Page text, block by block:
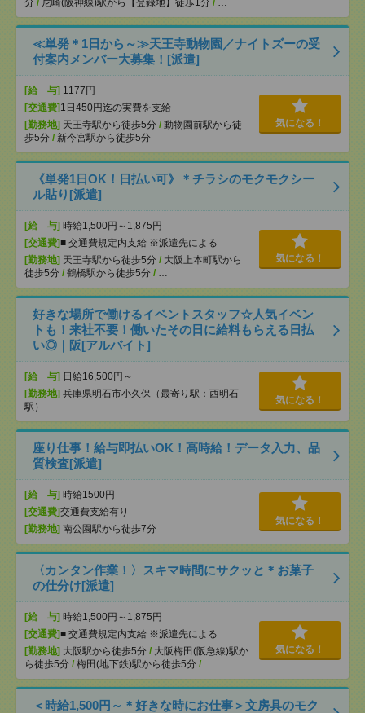
分 / 尼崎(阪神線)駅から【登録地】徒歩1分 / …
≪単発＊1日から～≫天王寺動物園／ナイトズーの受
付案内メンバー大募集！[派遣]
[給 与] 1177円
[交通費] 1日450円迄の実費を支給
[勤務地] 天王寺駅から徒歩5分 / 動物園前駅から徒
歩5分 / 新今宮駅から徒歩5分
気になる！
《単発1日OK！日払い可》＊チラシのモクモクシー
ル貼り[派遣]
[給 与] 時給1,500円～1,875円
[交通費]■ 交通費規定内支給 ※派遣先による
[勤務地] 天王寺駅から徒歩5分 / 大阪上本町駅から
徒歩5分 / 鶴橋駅から徒歩5分 / …
気になる！
好きな場所で働けるイベントスタッフ☆人気イベン
トも！来社不要！働いたその日に給料もらえる日払
い◎｜阪[アルバイト]
[給 与] 日給16,500円～
[勤務地] 兵庫県明石市小久保（最寄り駅：西明石
駅）
気になる！
座り仕事！給与即払いOK！高時給！データ入力、品
質検査[派遣]
[給 与] 時給1500円
[交通費]交通費支給有り
[勤務地] 南公園駅から徒歩7分
気になる！
〈カンタン作業！〉スキマ時間にサクッと＊お菓子
の仕分け[派遣]
[給 与] 時給1,500円～1,875円
[交通費]■ 交通費規定内支給 ※派遣先による
[勤務地] 大阪駅から徒歩5分 / 大阪梅田(阪急線)駅か
ら徒歩5分 / 梅田(地下鉄)駅から徒歩5分 / …
気になる！
＜時給1,500円～＊好きな時にお仕事＞文房具のモク